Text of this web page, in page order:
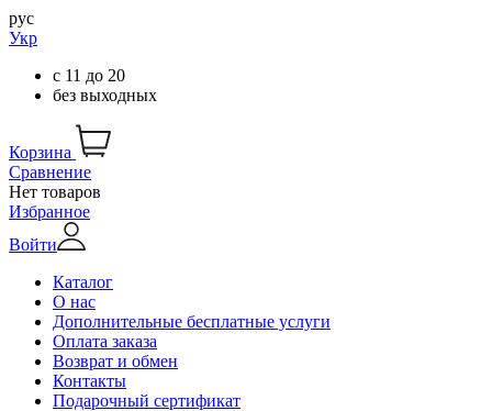
рус
Укр
с 11 до 20
без выходных
Корзина
Сравнение
Нет товаров
Избранное
Войти
Каталог
О нас
Дополнительные бесплатные услуги
Оплата заказа
Возврат и обмен
Контакты
Подарочный сертификат